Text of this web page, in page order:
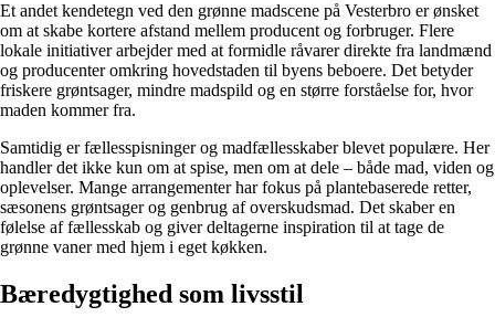
Et andet kendetegn ved den grønne madscene på Vesterbro er ønsket
om at skabe kortere afstand mellem producent og forbruger. Flere
lokale initiativer arbejder med at formidle råvarer direkte fra landmænd
og producenter omkring hovedstaden til byens beboere. Det betyder
friskere grøntsager, mindre madspild og en større forståelse for, hvor
maden kommer fra.
Samtidig er fællesspisninger og madfællesskaber blevet populære. Her
handler det ikke kun om at spise, men om at dele – både mad, viden og
oplevelser. Mange arrangementer har fokus på plantebaserede retter,
sæsonens grøntsager og genbrug af overskudsmad. Det skaber en
følelse af fællesskab og giver deltagerne inspiration til at tage de
grønne vaner med hjem i eget køkken.
Bæredygtighed som livsstil